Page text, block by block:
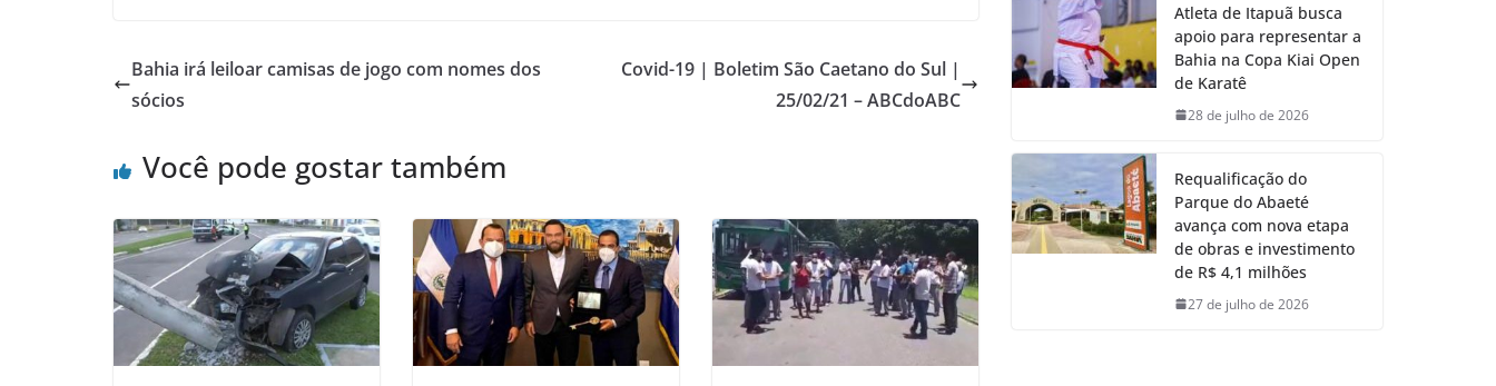
Bahia irá leiloar camisas de jogo com nomes dos
sócios
Covid-19 | Boletim São Caetano do Sul |
25/02/21 – ABCdoABC
Você pode gostar também
Atleta de Itapuã busca
apoio para representar a
Bahia na Copa Kiai Open
de Karatê
28 de julho de 2026
Requalificação do
Parque do Abaeté
avança com nova etapa
de obras e investimento
de R$ 4,1 milhões
27 de julho de 2026